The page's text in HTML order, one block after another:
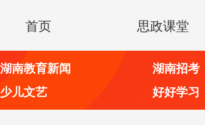
首页 思政课堂
湖南教育新闻 湖南招考
少儿文艺
好好学习